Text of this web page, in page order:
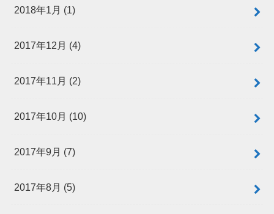
2018年1月 (1)
2017年12月 (4)
2017年11月 (2)
2017年10月 (10)
2017年9月 (7)
2017年8月 (5)